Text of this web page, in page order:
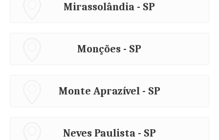
Mirassolândia - SP
Monções - SP
Monte Aprazível - SP
Neves Paulista - SP